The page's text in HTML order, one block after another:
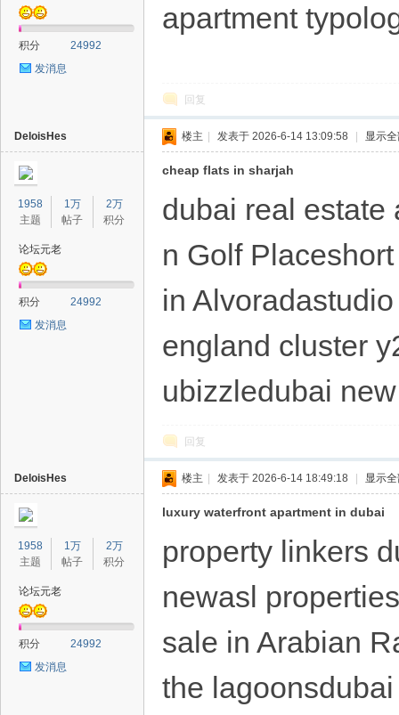
积分
24992
发消息
apartment
回复
DeloisHes
1958
主题
1万
帖子
2万
积分
论坛元老
积分
24992
发消息
楼主 发表于 2026-6-14 13:09:58 显示
cheap flats in sharjah
dubai real estate
n Golf
in
england cluster
ubizzledubai
回复
DeloisHes
1958
主题
1万
帖子
2万
积分
论坛元老
积分
24992
发消息
楼主 发表于 2026-6-14 18:49:18 显示
luxury waterfront apartment in dubai
property linkers
newasl
sale in Arabian
the